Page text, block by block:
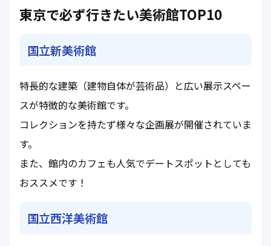
東京で必ず行きたい美術館TOP10
国立新美術館
特長的な建築（建物自体が芸術品）と広い展示スペー
スが特徴的な美術館です。
コレクションを持たず様々な企画展が開催されていま
す。
また、館内のカフェも人気でデートスポットとしても
おススメです！
国立西洋美術館